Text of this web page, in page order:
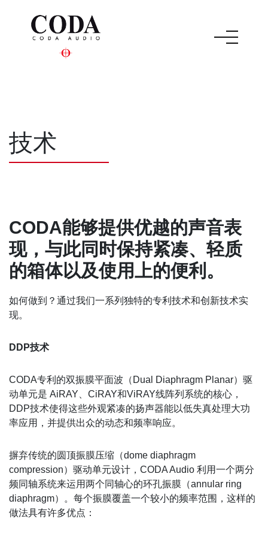
技术
CODA能够提供优越的声音表
现，与此同时保持紧凑、轻质
的箱体以及使用上的便利。
如何做到？通过我们一系列独特的专利技术和创新技术实
现。
DDP技术
CODA专利的双振膜平面波（Dual Diaphragm Planar）驱
动单元是 AiRAY、CiRAY和ViRAY线阵列系统的核心，
DDP技术使得这些外观紧凑的扬声器能以低失真处理大功
率应用，并提供出众的动态和频率响应。
摒弃传统的圆顶振膜压缩（dome diaphragm
compression）驱动单元设计，CODA Audio 利用一个两分
频同轴系统来运用两个同轴心的环孔振膜（annular ring
diaphragm）。每个振膜覆盖一个较小的频率范围，这样的
做法具有许多优点：